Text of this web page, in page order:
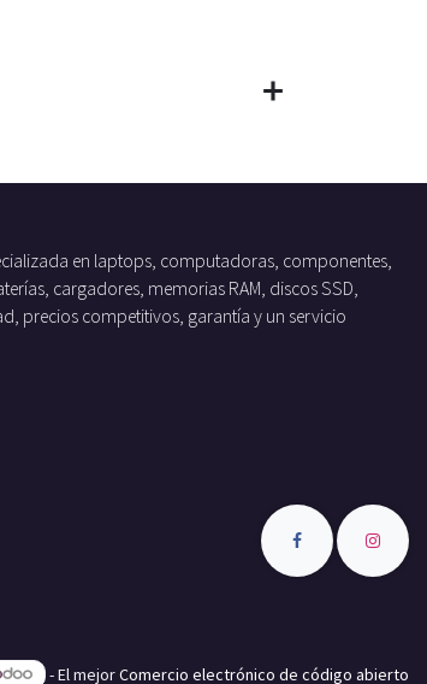
en laptops, computadoras, componentes,
cargadores, memorias RAM, discos SSD,
precios competitivos, garantía y un servicio
- El mejorComercio electrónico de código abierto